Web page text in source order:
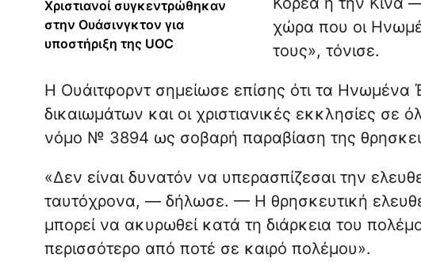
Χριστιανοί συγκεντρώθηκαν
στην Ουάσινγκτον για
υποστήριξη της UOC
χώρα που οι
τους», τόνισε.
Η Ουάιτφορντ σημείωσε επίσης ότι τα Ηνωμένα
δικαιωμάτων και οι χριστιανικές εκκλησίες σε
νόμο № 3894 ως σοβαρή παραβίαση της
«Δεν είναι δυνατόν να υπερασπίζεσαι την
ταυτόχρονα, — δήλωσε. — Η θρησκευτική
μπορεί να ακυρωθεί κατά τη διάρκεια του
περισσότερο από ποτέ σε καιρό πολέμου».